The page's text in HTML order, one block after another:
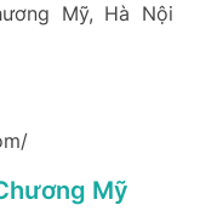
Mỹ, Hà Nội
Mỹ